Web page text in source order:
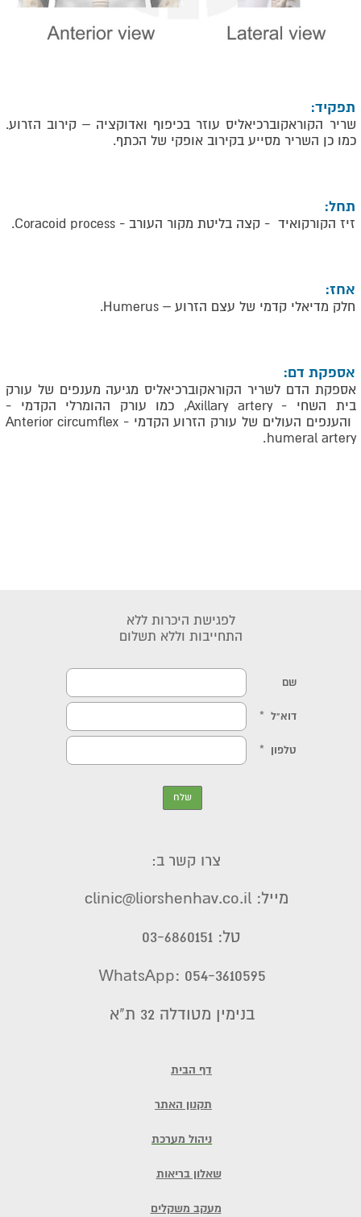
תפקיד:
שריר הקוראקוברכיאליס עוזר בכיפוף ואדוקציה – קירוב הזרוע.
כמו כן השריר מסייע בקירוב אופקי של הכתף.
תחל:
זיז הקורקואיד - קצה בליטת מקור העורב - Coracoid process
.
אחז:
חלק מדיאלי קדמי של עצם הזרוע – Humerus
.
אספקת דם:
אספקת הדם לשריר הקוראקוברכיאליס מגיעה מענפים של עורק
בית השחי -Axillary artery, כמו עורק ההומרלי הקדמי -
והענפים העולים של עורק הזרוע הקדמי - Anterior circumflex
humeral artery
.
דף הבית
תקנון האתר
ניהול מערכת
שאלון בריאות
מעקב משקלים
לפגישת היכרות ללא
התחייבות וללא תשלום
בנימין מטודלה 32 ת"א
צרו קשר ב:
מייל: clinic@liorshenhav.co.il
טל: 03-6860151
WhatsApp: 054-3610595